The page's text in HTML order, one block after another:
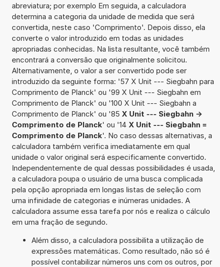
abreviatura; por exemplo Em seguida, a calculadora
determina a categoria da unidade de medida que será
convertida, neste caso 'Comprimento'. Depois disso, ela
converte o valor introduzido em todas as unidades
apropriadas conhecidas. Na lista resultante, você também
encontrará a conversão que originalmente solicitou.
Alternativamente, o valor a ser convertido pode ser
introduzido da seguinte forma: '57 X Unit --- Siegbahn para
Comprimento de Planck' ou '99 X Unit --- Siegbahn em
Comprimento de Planck' ou '100 X Unit --- Siegbahn a
Comprimento de Planck' ou '85 X Unit --- Siegbahn ->
Comprimento de Planck' ou '14 X Unit --- Siegbahn =
Comprimento de Planck'. No caso dessas alternativas, a
calculadora também verifica imediatamente em qual
unidade o valor original será especificamente convertido.
Independentemente de qual dessas possibilidades é usada,
a calculadora poupa o usuário de uma busca complicada
pela opção apropriada em longas listas de seleção com
uma infinidade de categorias e inúmeras unidades. A
calculadora assume essa tarefa por nós e realiza o cálculo
em uma fração de segundo.
Além disso, a calculadora possibilita a utilização de
expressões matemáticas. Como resultado, não só é
possível contabilizar números uns com os outros, por